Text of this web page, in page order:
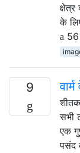
के
56
9
सभी
एक
पसंद